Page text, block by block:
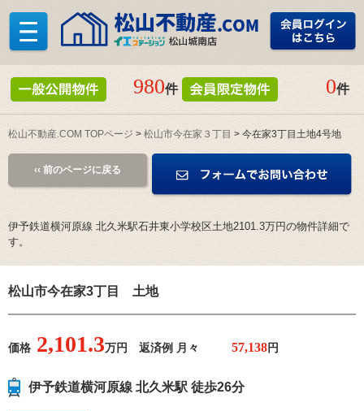
980件 0件
松山不動産.COM TOPページ > 松山市今在家３丁目 > 今在家3丁目土地4号地
‹‹ 前のページに戻る
伊予鉄道横河原線 北久米駅石井東小学校区土地2101.3万円の物件詳細で
す。
松山市今在家3丁目 土地
価格 2,101.3万円 返済例 月々 円
伊予鉄道横河原線 北久米駅 徒歩26分